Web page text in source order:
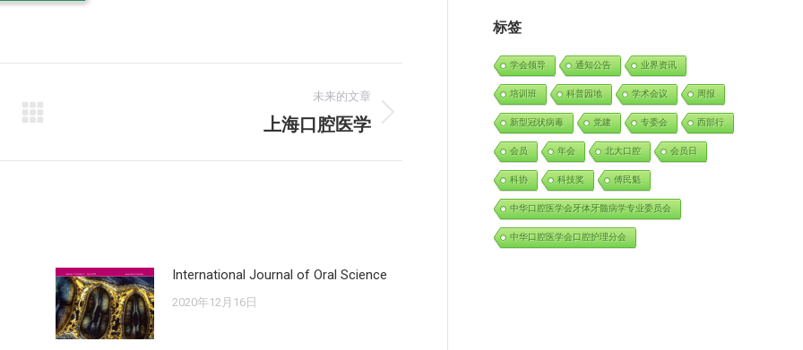
未来的文章
上海口腔医学
International Journal of Oral Science
2020年12月16日
标签
学会领导 通知公告 业界资讯
培训班 科普园地 学术会议 周报
新型冠状病毒 党建 专委会 西部行
会员 年会 北大口腔 会员日
科协 科技奖 傅民魁
中华口腔医学会牙体牙髓病学专业委员会
中华口腔医学会口腔护理分会